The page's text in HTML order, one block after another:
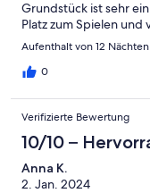
Grundstück ist sehr
Platz zum Spielen
Aufenthalt von 12
0
Verifizierte Bewertung
10/10 –
Anna K.
2. Jan. 2024